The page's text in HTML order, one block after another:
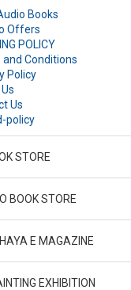
Books
Offers
POLICY
and Conditions
Policy
Us
policy
STORE
BOOK STORE
E MAGAZINE
EXHIBITION